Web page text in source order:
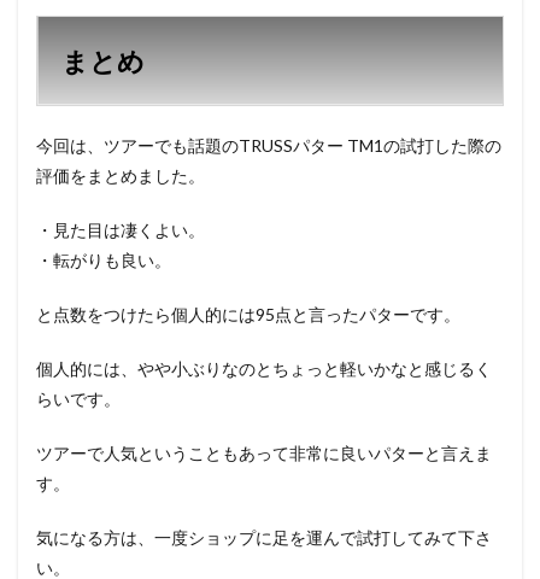
まとめ
今回は、ツアーでも話題のTRUSSパター TM1の試打した際の
評価をまとめました。
・見た目は凄くよい。
・転がりも良い。
と点数をつけたら個人的には95点と言ったパターです。
個人的には、やや小ぶりなのとちょっと軽いかなと感じるく
らいです。
ツアーで人気ということもあって非常に良いパターと言えま
す。
気になる方は、一度ショップに足を運んで試打してみて下さ
い。